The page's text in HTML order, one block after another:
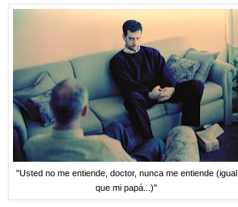
"Usted no me entiende, doctor, nunca me entiende (igual
que mi papá...)"